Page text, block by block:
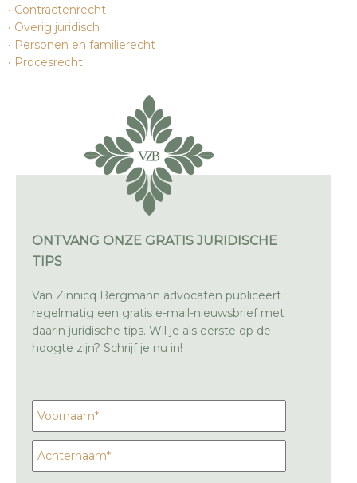
Contractenrecht
Overig juridisch
Personen en familierecht
Procesrecht
ONTVANG ONZE GRATIS JURIDISCHE
TIPS
Van Zinnicq Bergmann advocaten publiceert
regelmatig een gratis e-mail-nieuwsbrief met
daarin juridische tips. Wil je als eerste op de
hoogte zijn? Schrijf je nu in!